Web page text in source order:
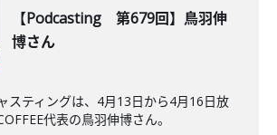
【Podcasting 第679回】鳥羽伸
博さん
スティングは、4月13日から4月16日放
代表の鳥羽伸博さん。